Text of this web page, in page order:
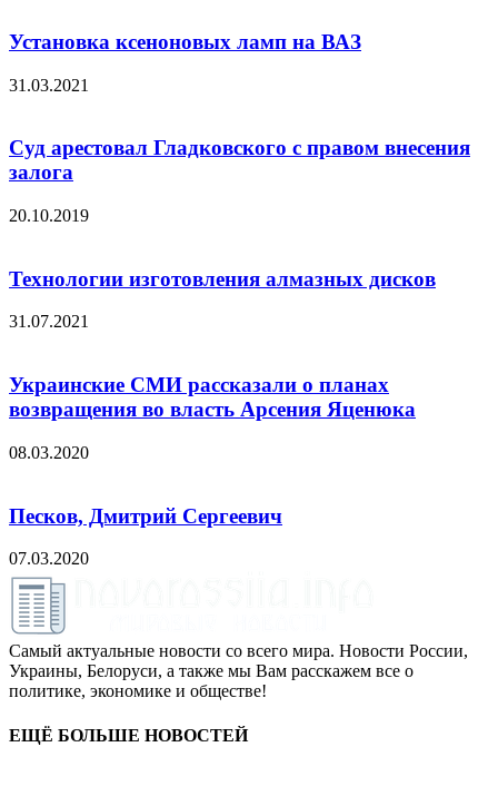
Установка ксеноновых ламп на ВАЗ
31.03.2021
Суд арестовал Гладковского с правом внесения
залога
20.10.2019
Технологии изготовления алмазных дисков
31.07.2021
Украинские СМИ рассказали о планах
возвращения во власть Арсения Яценюка
08.03.2020
Песков, Дмитрий Сергеевич
07.03.2020
Самый актуальные новости со всего мира. Новости России,
Украины, Белоруси, а также мы Вам расскажем все о
политике, экономике и обществе!
ЕЩЁ БОЛЬШЕ НОВОСТЕЙ